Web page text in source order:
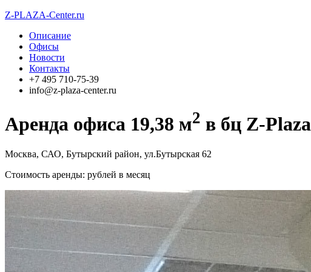
Z-PLAZA-Center.ru
Описание
Офисы
Новости
Контакты
+7 495 710-75-39
info@z-plaza-center.ru
Аренда офиса 19,38 м2 в бц Z-Plaza
Москва, САО, Бутырский район, ул.Бутырская 62
Стоимость аренды: рублей в месяц